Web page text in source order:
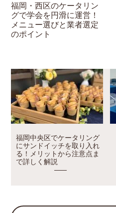
福岡・西区のケータリン
グで学会を円滑に運営！
メニュー選びと業者選定
のポイント
福岡中央区でケータリング
にサンドイッチを取り入れ
る！メリットから注意点ま
で詳しく解説